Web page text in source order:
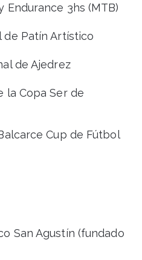
Endurance 3hs (MTB)
de Patín Artístico
de Ajedrez
la Copa Ser de
Cup de Fútbol
San Agustín (fundado